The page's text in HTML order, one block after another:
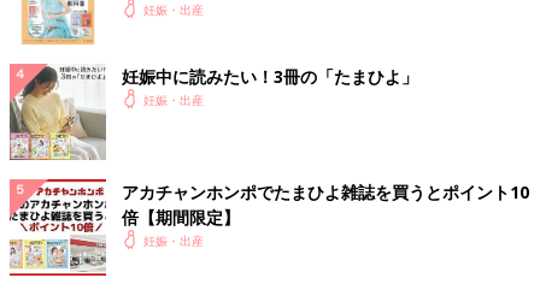
妊娠・出産
妊娠中に読みたい！3冊の「たまひよ」
妊娠・出産
アカチャンホンポでたまひよ雑誌を買うとポイント10
倍【期間限定】
妊娠・出産